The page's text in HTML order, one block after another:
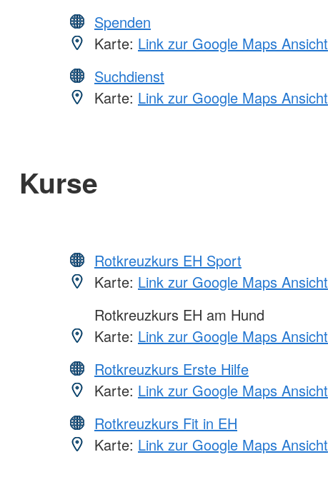
Spenden
Karte: Link zur Google Maps Ansicht
Suchdienst
Karte: Link zur Google Maps Ansicht
Kurse
Rotkreuzkurs EH Sport
Karte: Link zur Google Maps Ansicht
Rotkreuzkurs EH am Hund
Karte: Link zur Google Maps Ansicht
Rotkreuzkurs Erste Hilfe
Karte: Link zur Google Maps Ansicht
Rotkreuzkurs Fit in EH
Karte: Link zur Google Maps Ansicht